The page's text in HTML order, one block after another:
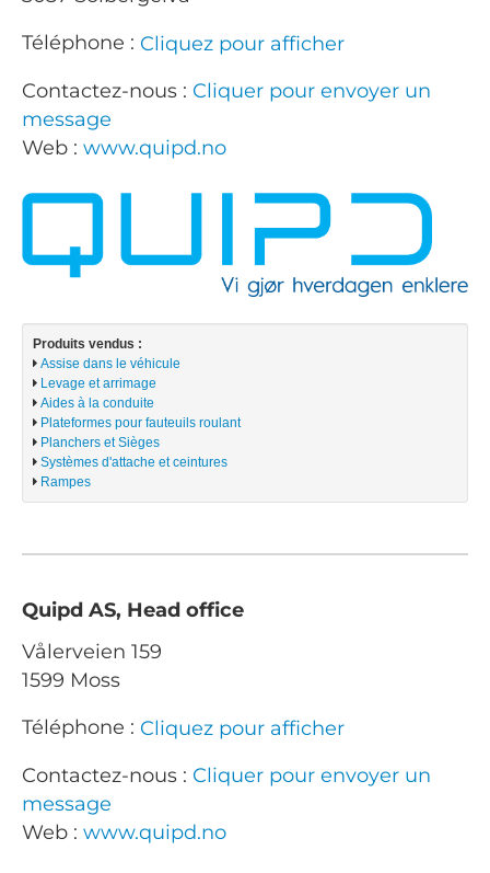
Téléphone : Cliquez pour afficher
Contactez-nous : Cliquer pour envoyer un
message
Web : www.quipd.no
Produits vendus :
Assise dans le véhicule
Levage et arrimage
Aides à la conduite
Plateformes pour fauteuils roulant
Planchers et Sièges
Systèmes d'attache et ceintures
Rampes
Quipd AS, Head office
Vålerveien 159
1599 Moss
Téléphone : Cliquez pour afficher
Contactez-nous : Cliquer pour envoyer un
message
Web : www.quipd.no